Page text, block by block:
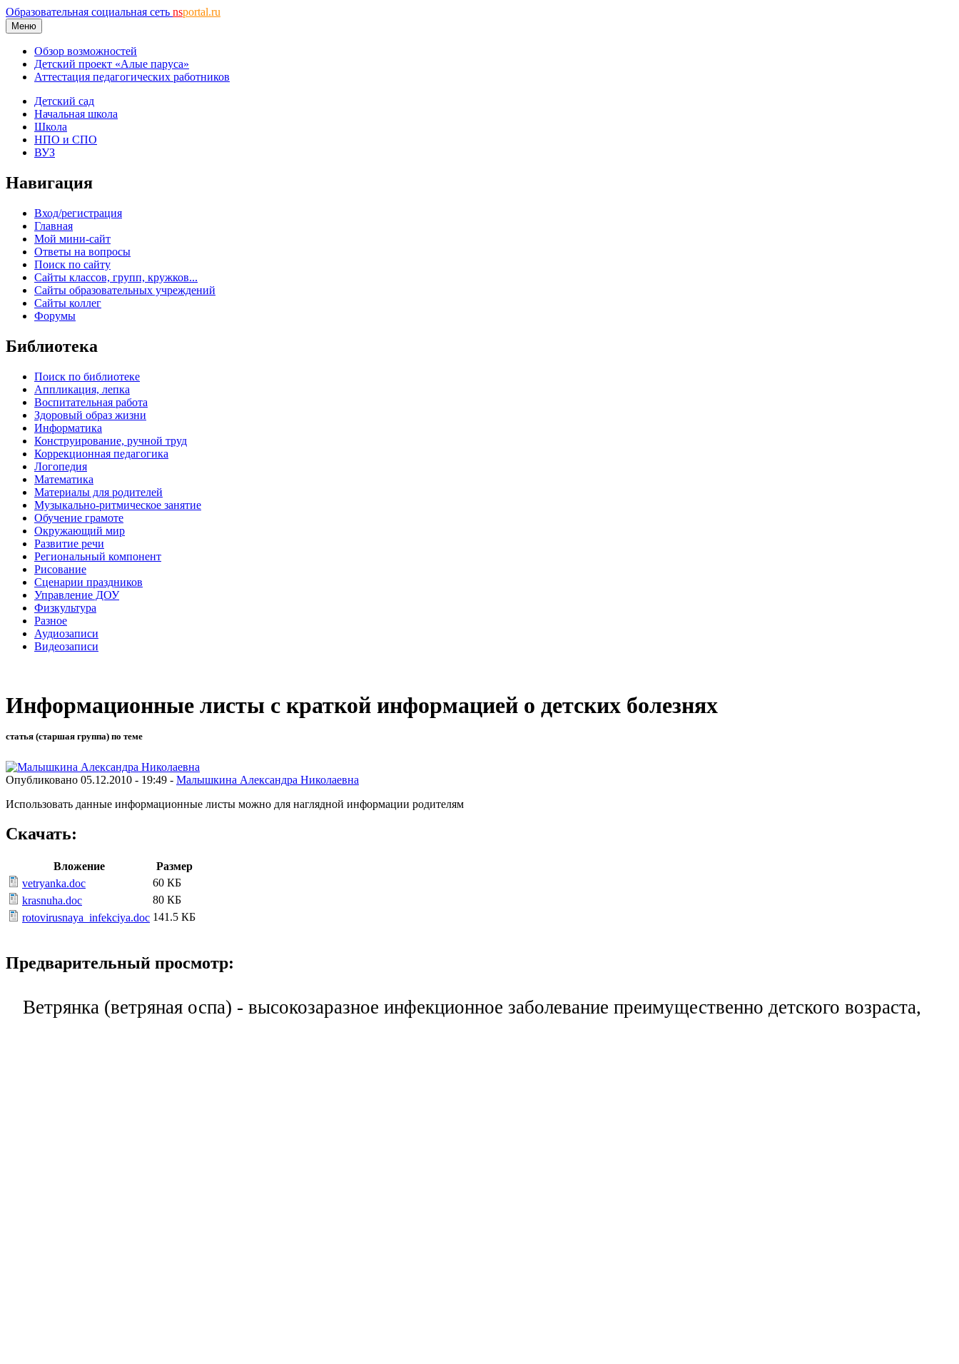
Образовательная социальная сеть nsportal.ru
Меню
Обзор возможностей
Детский проект «Алые паруса»
Аттестация педагогических работников
Детский сад
Начальная школа
Школа
НПО и СПО
ВУЗ
Навигация
Вход/регистрация
Главная
Мой мини-сайт
Ответы на вопросы
Поиск по сайту
Сайты классов, групп, кружков...
Сайты образовательных учреждений
Сайты коллег
Форумы
Библиотека
Поиск по библиотеке
Аппликация, лепка
Воспитательная работа
Здоровый образ жизни
Информатика
Конструирование, ручной труд
Коррекционная педагогика
Логопедия
Математика
Материалы для родителей
Музыкально-ритмическое занятие
Обучение грамоте
Окружающий мир
Развитие речи
Региональный компонент
Рисование
Сценарии праздников
Управление ДОУ
Физкультура
Разное
Аудиозаписи
Видеозаписи
Информационные листы с краткой информацией о детских болезнях
статья (старшая группа) по теме
Опубликовано 05.12.2010 - 19:49 - Малышкина Александра Николаевна
Использовать данные информационные листы можно для наглядной информации родителям
Скачать:
Вложение
Размер
vetryanka.doc
60 КБ
krasnuha.doc
80 КБ
rotovirusnaya_infekciya.doc 141.5 КБ
Предварительный просмотр:
Ветрянка (ветряная оспа) - высокозаразное инфекционное заболевание преимущественно детского возраста,